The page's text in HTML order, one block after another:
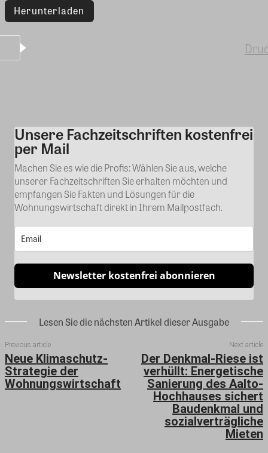
Herunterladen
Kommentar
Unsere Fachzeitschriften kostenfrei
per Mail
Machen Sie es wie die Profis: Wählen Sie aus, welche
unserer Fachzeitschriften Sie erhalten möchten und
empfangen Sie Fakten und Lösungen für die
Wohnungswirtschaft direkt in Ihrem Mailpostfach.
Newsletter kostenfrei abonnieren
Lesen Sie die nächsten Artikel dieser Ausgabe
Previous article
Neue Klimaschutz-
Strategie der
Wohnungswirtschaft
Next article
Der Denkmal-Riese ist
verhüllt: Energetische
Sanierung des Aalto-
Hochhauses sichert
Baudenkmal und
sozialverträgliche
Mieten